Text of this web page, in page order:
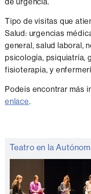
Tipo de visitas que
Salud: urgencias
general, salud laboral,
psicología, psiquiatría,
fisioterapia, y
Podeis encontrar más
enlace.
Información
Teatro en la